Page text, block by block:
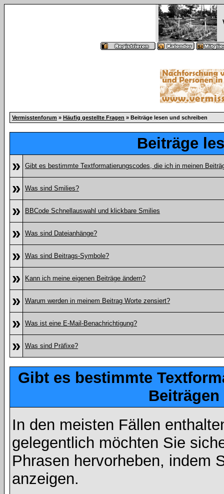
Vermisstenforum » Häufig gestellte Fragen » Beiträge lesen und schreiben
Beiträge
»
Gibt es bestimmte Textformatierungscodes, die ich in meinen
» Was sind Smilies?
» BBCode Schnellauswahl und klickbare Smilies
» Was sind Dateianhänge?
» Was sind Beitrags-Symbole?
» Kann ich meine eigenen Beiträge ändern?
» Warum werden in meinem Beitrag Worte zensiert?
» Was ist eine E-Mail-Benachrichtigung?
» Was sind Präfixe?
Gibt es bestimmte
In den meisten Fällen
gelegentlich möchten Sie
Phrasen hervorheben, indem
anzeigen.